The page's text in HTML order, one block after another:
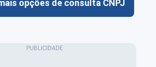
opções de consulta CNPJ